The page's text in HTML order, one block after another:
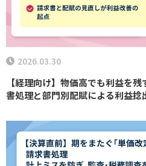
【経理向け】物価高でも利益を
書処理と部門別配賦による利益捻
2026.03.30